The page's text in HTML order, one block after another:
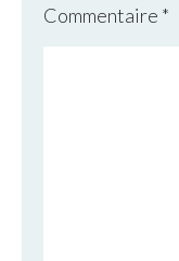
Commentaire *